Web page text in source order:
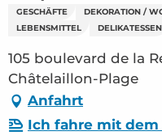
Aktivitäten
Zu leben
Treffpunkt
GESCHÄFTE
DEKORATION /
LEBENSMITTEL
DELIKATESSEN
105 boulevard de la
Châtelaillon-Plage
Anfahrt
Ich fahre mit dem